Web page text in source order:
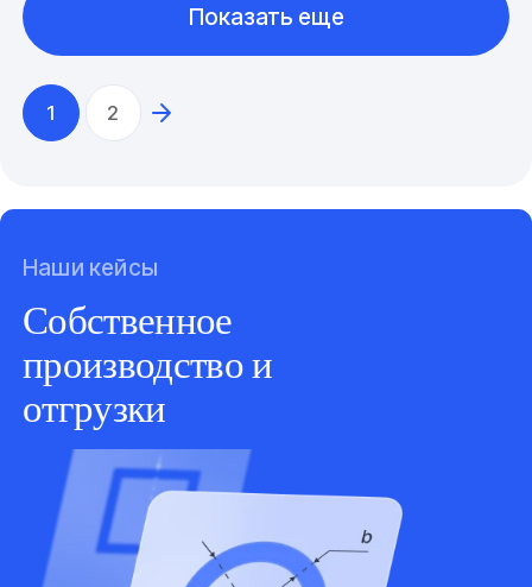
1 2
Показать еще
Наши кейсы
Собственное
производство и
отгрузки